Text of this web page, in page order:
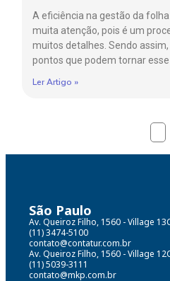
A eficiência na gestão da
muita atenção, pois é um
muitos detalhes. Sendo
pontos que podem tornar
Ler Artigo »
São Paulo
Av. Queiroz Filho, 1560 - Village
(11) 3474-5100
contato@contatur.com.br
Av. Queiroz Filho, 1560 - Village
(11) 5039-3111
contato@mkp.com.br